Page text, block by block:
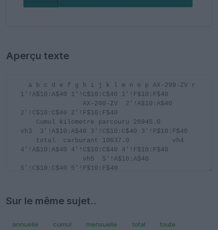
Aperçu texte
Sur le même sujet..
annuelle cumul mensuelle total
toute